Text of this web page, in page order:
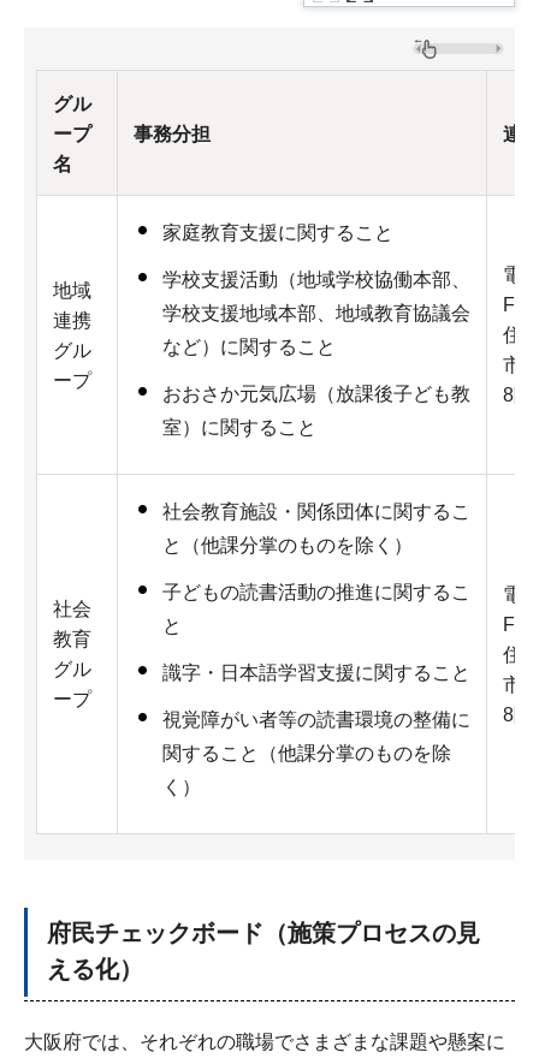
グル
ープ
名
事務分担 連
地域
連携
グル
ープ
家庭教育支援に関すること
学校支援活動（地域学校協働本部、
学校支援地域本部、地域教育協議会
など）に関すること
おおさか元気広場（放課後子ども教
室）に関すること
電
住
市
8階
社会
教育
グル
ープ
社会教育施設・関係団体に関するこ
と（他課分掌のものを除く）
子どもの読書活動の推進に関するこ
と
識字・日本語学習支援に関すること
視覚障がい者等の読書環境の整備に
関すること（他課分掌のものを除
く）
電
住
市
8階
府民チェックボード（施策プロセスの見
える化）
大阪府では、それぞれの職場でさまざまな課題や懸案に